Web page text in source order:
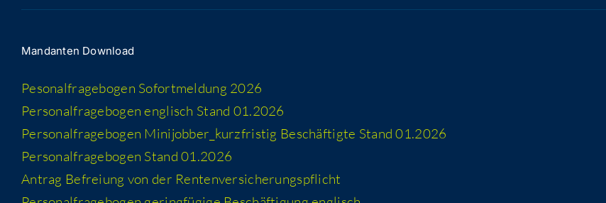
Man­dan­ten Download
Peso­nal­fra­ge­bo­gen Sofort­mel­dung 2026
Per­so­nal­fra­ge­bo­gen eng­lisch Stand 01.2026
Per­so­nal­fra­ge­bo­gen Minijobber_​kurzfristig Beschäf­tig­te Stand 01.2026
Per­so­nal­fra­ge­bo­gen Stand 01.2026
Antrag Befrei­ung von der Rentenversicherungspflicht